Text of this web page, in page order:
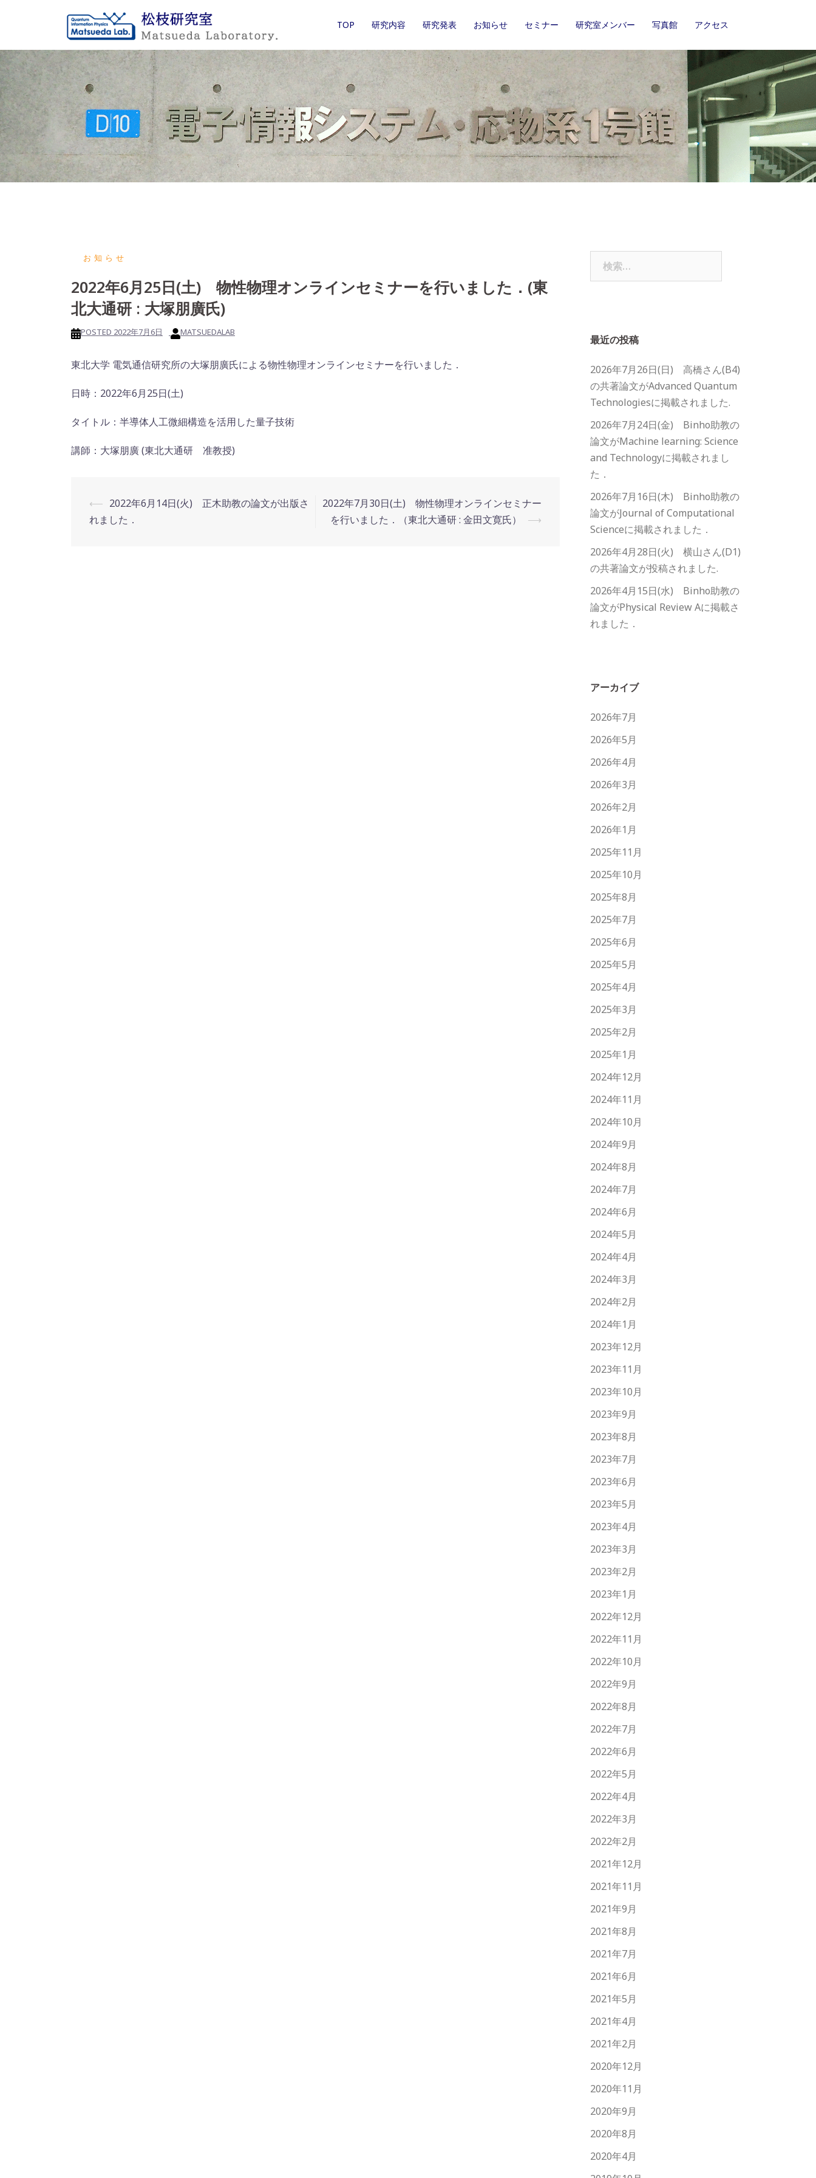
TOP 研究内容 研究発表 お知らせ セミナー 研究室メンバー 写真館 アクセス
お知らせ
2022年6月25日(土) 物性物理オンラインセミナーを行いました．(東
北大通研 : 大塚朋廣氏)
POSTED 2022年7月6日 MATSUEDALAB
東北大学 電気通信研究所の大塚朋廣氏による物性物理オンラインセミナーを行いました．
日時：2022年6月25日(土)
タイトル：半導体人工微細構造を活用した量子技術
講師：大塚朋廣 (東北大通研 准教授)
Post
navigation
⟵ 2022年6月14日(火) 正木助教の論文が出版さ
れました．
2022年7月30日(土) 物性物理オンラインセミナー
を行いました．（東北大通研 : 金田文寛氏）
⟶
最近の投稿
2026年7月26日(日) 高橋さん(B4)
の共著論文がAdvanced Quantum
Technologiesに掲載されました.
2026年7月24日(金) Binho助教の
論文がMachine learning: Science
and Technologyに掲載されまし
た．
2026年7月16日(木) Binho助教の
論文がJournal of Computational
Scienceに掲載されました．
2026年4月28日(火) 横山さん(D1)
の共著論文が投稿されました.
2026年4月15日(水) Binho助教の
論文がPhysical Review Aに掲載さ
れました．
アーカイブ
2026年7月
2026年5月
2026年4月
2026年3月
2026年2月
2026年1月
2025年11月
2025年10月
2025年8月
2025年7月
2025年6月
2025年5月
2025年4月
2025年3月
2025年2月
2025年1月
2024年12月
2024年11月
2024年10月
2024年9月
2024年8月
2024年7月
2024年6月
2024年5月
2024年4月
2024年3月
2024年2月
2024年1月
2023年12月
2023年11月
2023年10月
2023年9月
2023年8月
2023年7月
2023年6月
2023年5月
2023年4月
2023年3月
2023年2月
2023年1月
2022年12月
2022年11月
2022年10月
2022年9月
2022年8月
2022年7月
2022年6月
2022年5月
2022年4月
2022年3月
2022年2月
2021年12月
2021年11月
2021年9月
2021年8月
2021年7月
2021年6月
2021年5月
2021年4月
2021年2月
2020年12月
2020年11月
2020年9月
2020年8月
2020年4月